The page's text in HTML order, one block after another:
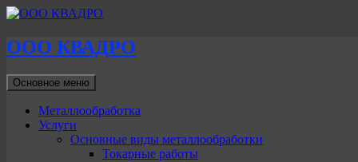
ООО КВАДРО
Поиск
Основное меню
к
содержимому
Металлообработка
Услуги
Основные виды металлообработки
Токарные работы